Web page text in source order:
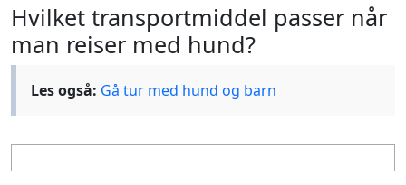
Hvilket transportmiddel passer når
man reiser med hund?
Les også: Gå tur med hund og barn